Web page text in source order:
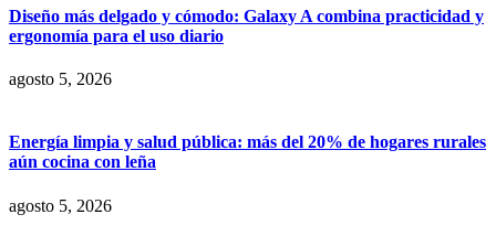
Diseño más delgado y cómodo: Galaxy A combina practicidad y
ergonomía para el uso diario
agosto 5, 2026
Energía limpia y salud pública: más del 20% de hogares rurales
aún cocina con leña
agosto 5, 2026